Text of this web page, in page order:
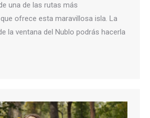
una de las rutas más
ofrece esta maravillosa isla. La
la ventana del Nublo podrás hacerla